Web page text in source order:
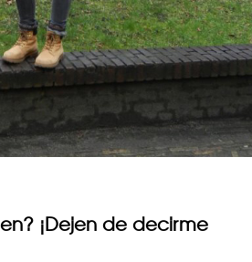
¡Dejen de decirme